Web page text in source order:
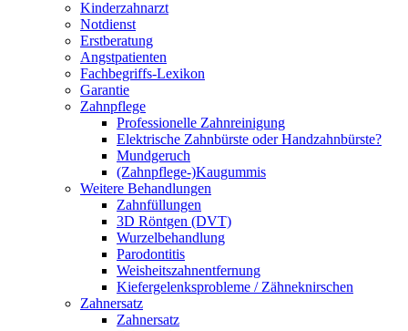
Kinderzahnarzt
Notdienst
Erstberatung
Angstpatienten
Fachbegriffs-Lexikon
Garantie
Zahnpflege
Professionelle Zahnreinigung
Elektrische Zahnbürste oder Handzahnbürste?
Mundgeruch
(Zahnpflege-)Kaugummis
Weitere Behandlungen
Zahnfüllungen
3D Röntgen (DVT)
Wurzelbehandlung
Parodontitis
Weisheitszahnentfernung
Kiefergelenksprobleme / Zähneknirschen
Zahnersatz
Zahnersatz